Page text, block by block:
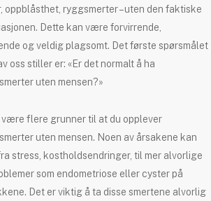
oppblåsthet, ryggsmerter – uten den faktiske
Dette kan være forvirrende,
og veldig plagsomt. Det første spørsmålet
oss stiller er: «Er det normalt å ha
uten mensen?»
være flere grunner til at du opplever
uten mensen. Noen av årsakene kan
stress, kostholdsendringer, til mer alvorlige
som endometriose eller cyster på
Det er viktig å ta disse smertene alvorlig